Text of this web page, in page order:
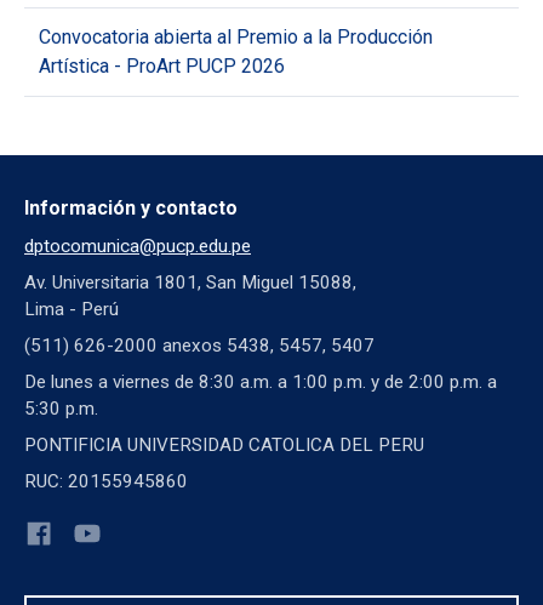
Convocatoria abierta al Premio a la Producción
Artística - ProArt PUCP 2026
Información y contacto
dptocomunica@pucp.edu.pe
Av. Universitaria 1801, San Miguel 15088,
Lima - Perú
(511) 626-2000 anexos 5438, 5457, 5407
De lunes a viernes de 8:30 a.m. a 1:00 p.m. y de 2:00 p.m. a
5:30 p.m.
PONTIFICIA UNIVERSIDAD CATOLICA DEL PERU
RUC: 20155945860